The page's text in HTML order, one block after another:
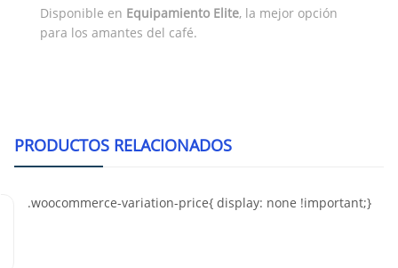
Disponible en Equipamiento Elite, la mejor opción
para los amantes del café.
PRODUCTOS RELACIONADOS